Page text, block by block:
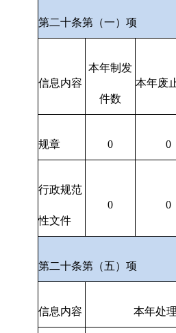
第二十条第（一）项
信息内容
本年制发
件数
本年废
规章 0 0
行政规范
性文件
0 0
第二十条第（五）项
信息内容 本年处